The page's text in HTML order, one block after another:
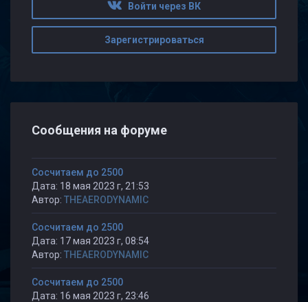
Войти через ВК
Зарегистрироваться
Сообщения на форуме
Сосчитаем до 2500
Дата: 18 мая 2023 г, 21:53
Автор: THEAERODYNAMIC
Сосчитаем до 2500
Дата: 17 мая 2023 г, 08:54
Автор: THEAERODYNAMIC
Сосчитаем до 2500
Дата: 16 мая 2023 г, 23:46